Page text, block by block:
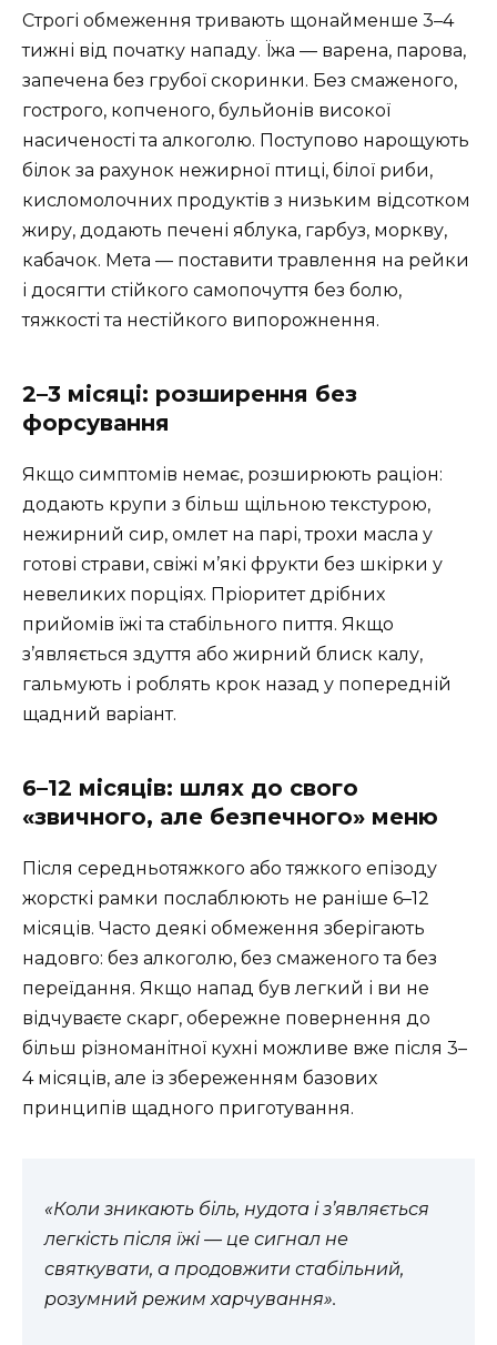
Строгі обмеження тривають щонайменше 3–4
тижні від початку нападу. Їжа — варена, парова,
запечена без грубої скоринки. Без смаженого,
гострого, копченого, бульйонів високої
насиченості та алкоголю. Поступово нарощують
білок за рахунок нежирної птиці, білої риби,
кисломолочних продуктів з низьким відсотком
жиру, додають печені яблука, гарбуз, моркву,
кабачок. Мета — поставити травлення на рейки
і досягти стійкого самопочуття без болю,
тяжкості та нестійкого випорожнення.
2–3 місяці: розширення без
форсування
Якщо симптомів немає, розширюють раціон:
додають крупи з більш щільною текстурою,
нежирний сир, омлет на парі, трохи масла у
готові страви, свіжі м’які фрукти без шкірки у
невеликих порціях. Пріоритет дрібних
прийомів їжі та стабільного пиття. Якщо
з’являється здуття або жирний блиск калу,
гальмують і роблять крок назад у попередній
щадний варіант.
6–12 місяців: шлях до свого
«звичного, але безпечного» меню
Після середньотяжкого або тяжкого епізоду
жорсткі рамки послаблюють не раніше 6–12
місяців. Часто деякі обмеження зберігають
надовго: без алкоголю, без смаженого та без
переїдання. Якщо напад був легкий і ви не
відчуваєте скарг, обережне повернення до
більш різноманітної кухні можливе вже після 3–
4 місяців, але із збереженням базових
принципів щадного приготування.
«Коли зникають біль, нудота і з’являється
легкість після їжі — це сигнал не
святкувати, а продовжити стабільний,
розумний режим харчування».